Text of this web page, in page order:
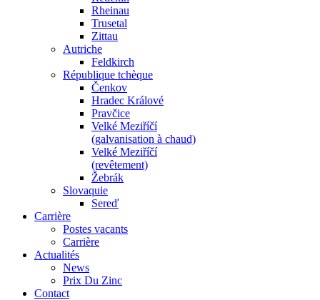
Rheinau
Trusetal
Zittau
Autriche
Feldkirch
République tchèque
Čenkov
Hradec Králové
Pravčice
Velké Meziříčí
(galvanisation à chaud)
Velké Meziříčí
(revêtement)
Žebrák
Slovaquie
Sereď
Carrière
Postes vacants
Carrière
Actualités
News
Prix Du Zinc
Contact